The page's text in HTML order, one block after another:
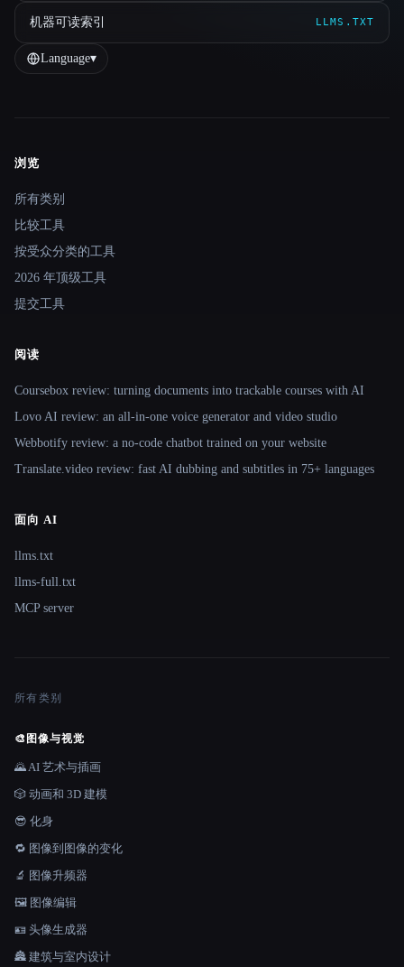
机器可读索引 LLMS.TXT
Language▾
Site navigation
浏览
所有类别
比较工具
按受众分类的工具
2026 年顶级工具
提交工具
阅读
Coursebox review: turning documents into trackable courses with AI
Lovo AI review: an all-in-one voice generator and video studio
Webbotify review: a no-code chatbot trained on your website
Translate.video review: fast AI dubbing and subtitles in 75+ languages
面向 AI
llms.txt
llms-full.txt
MCP server
所有类别
🎨 图像与视觉
🌄 AI 艺术与插画
🎲 动画和 3D 建模
😎 化身
🔁 图像到图像的变化
🔬 图像升频器
🖼️ 图像编辑
🪪 头像生成器
🏯 建筑与室内设计